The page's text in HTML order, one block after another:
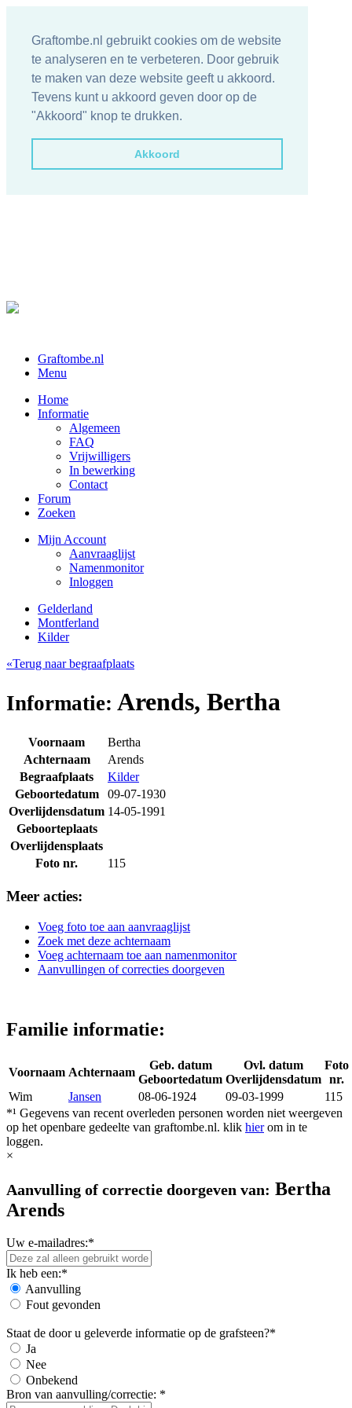
Graftombe.nl gebruikt cookies om de website
te analyseren en te verbeteren. Door gebruik
te maken van deze website geeft u akkoord.
Tevens kunt u akkoord geven door op de
"Akkoord" knop te drukken.
Akkoord
Graftombe.nl
Menu
Home
Informatie
Algemeen
FAQ
Vrijwilligers
In bewerking
Contact
Forum
Zoeken
Mijn Account
Aanvraaglijst
Namenmonitor
Inloggen
Gelderland
Montferland
Kilder
«Terug naar begraafplaats
Informatie: Arends, Bertha
Voornaam
Bertha
Achternaam
Arends
Begraafplaats
Kilder
Geboortedatum
09-07-1930
Overlijdensdatum 14-05-1991
Geboorteplaats
Overlijdensplaats
Foto nr.
115
Meer acties:
Voeg foto toe aan aanvraaglijst
Zoek met deze achternaam
Voeg achternaam toe aan namenmonitor
Aanvullingen of correcties doorgeven
Familie informatie:
Voornaam Achternaam
Geb. datum
Geboortedatum
Ovl. datum
Overlijdensdatum
Foto
nr.
Wim
Jansen 08-06-1924 09-03-1999
115
*¹ Gegevens van recent overleden personen worden niet weergeven
op het openbare gedeelte van graftombe.nl. klik hierom in te
loggen.
×
Aanvulling of correctie doorgeven van: Bertha
Arends
Uw e-mailadres:*
Ik heb een:*
Aanvulling
Fout gevonden
Staat de door u geleverde informatie op de grafsteen?*
Ja
Nee
Onbekend
Bron van aanvulling/correctie: *